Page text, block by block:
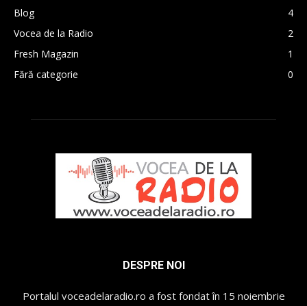
Blog
4
Vocea de la Radio
2
Fresh Magazin
1
Fără categorie
0
DESPRE NOI
Portalul voceadelaradio.ro a fost fondat în 15 noiembrie